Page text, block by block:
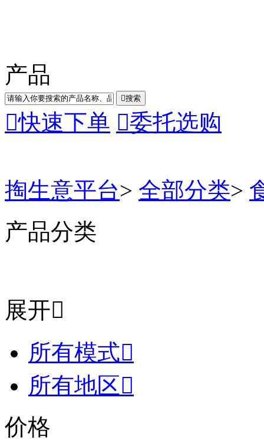
产品
搜索
快速下单 委托选购
掏生意平台> 全部分类>
产品分类
展开
所有模式
所有地区
价格